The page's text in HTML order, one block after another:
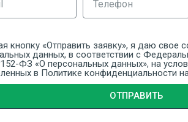
кнопку «Отправить заявку», я даю свое
данных, в соответствии с
ФЗ «О персональных данных», на
в Политике конфиденциальности
ОТПРАВИТЬ